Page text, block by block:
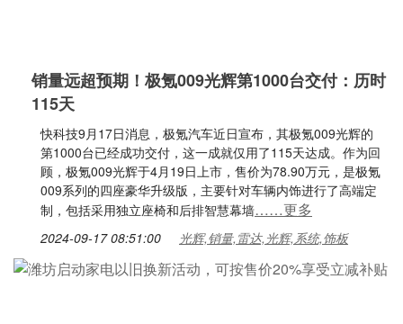
销量远超预期！极氪009光辉第1000台交付：历时
115天
快科技9月17日消息，极氪汽车近日宣布，其极氪009光辉的
第1000台已经成功交付，这一成就仅用了115天达成。作为回
顾，极氪009光辉于4月19日上市，售价为78.90万元，是极氪
009系列的四座豪华升级版，主要针对车辆内饰进行了高端定
制，包括采用独立座椅和后排智慧幕墙……更多
2024-09-17 08:51:00 光辉,销量,雷达,光辉,系统,饰板